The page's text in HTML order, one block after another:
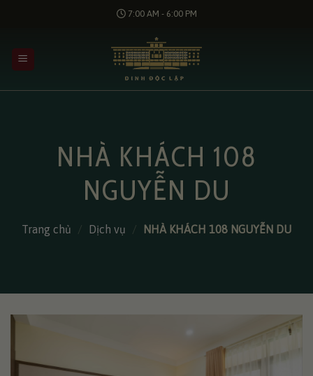
dung
7:00 AM - 6:00 PM
NHÀ KHÁCH 108
NGUYỄN DU
Trang chủ / Dịch vụ / NHÀ KHÁCH 108 NGUYỄN DU